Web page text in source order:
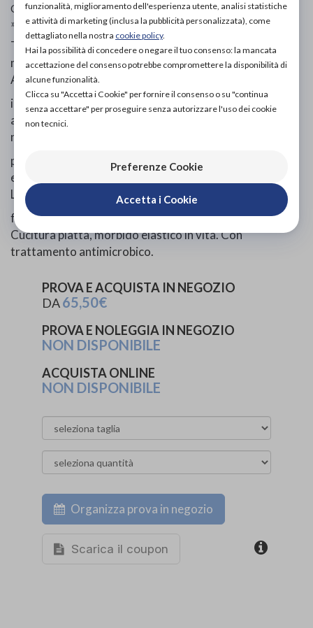
Codice OTGP:SO6LU19013| Categoria:Salute e benessere
»
Linea sport»Indumenti dimagranti
Tutore elastico brevettato compressivo,
micromassaggiante, per il controllo della cellulite.
Appositamente studiato con apertura
igienica per il trattamento post-lipoaspirazione
all’addome, ai fianchi, alle cosce e alle ginocchia. Con i
naturali movimenti del corpo, la
particolare struttura in rilievo ad onda del tessuto
esercita un massaggio che stimola la microcircolazione.
La compressione graduata
facilita il riassorbimento dell’edema post-operatorio.
Cucitura piatta, morbido elastico in vita. Con
trattamento antimicrobico.
PROVA E ACQUISTA IN NEGOZIO
DA65,50€
PROVA E NOLEGGIA IN NEGOZIO
NON DISPONIBILE
ACQUISTA ONLINE
NON DISPONIBILE
Organizza prova in negozio
Scarica il coupon
funzionalità, miglioramento dell'esperienza utente, analisi statistiche
e attività di marketing (inclusa la pubblicità personalizzata), come
dettagliato nella nostra cookie policy.
Hai la possibilità di concedere o negare il tuo consenso: la mancata
accettazione del consenso potrebbe compromettere la disponibilità di
alcune funzionalità.
Clicca su "Accetta i Cookie" per fornire il consenso o su "continua
senza accettare" per proseguire senza autorizzare l'uso dei cookie
non tecnici.
Preferenze Cookie
Accetta i Cookie